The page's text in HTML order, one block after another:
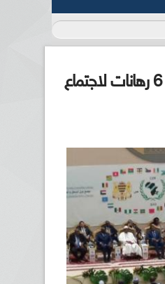
مكافحة الإرهاب: 6 رهانات لاجتماع